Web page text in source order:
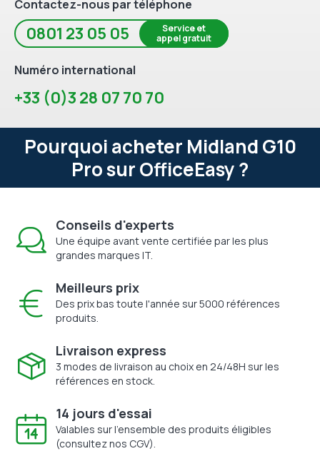
Contactez-nous par téléphone
0801 23 05 05
Service et
appel gratuit
Numéro international
+33 (0)3 28 07 70 70
Pourquoi acheter Midland G10
Pro sur OfficeEasy ?
Conseils d'experts
Une équipe avant vente certifiée par les plus
grandes marques IT.
Meilleurs prix
Des prix bas toute l'année sur 5000 références
produits.
Livraison express
3 modes de livraison au choix en 24/48H sur les
références en stock.
14 jours d'essai
Valables sur l'ensemble des produits éligibles
(consultez nos CGV).